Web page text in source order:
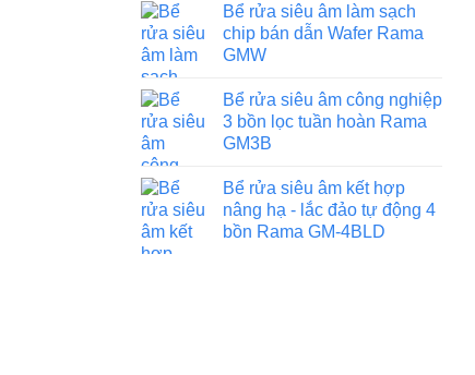
Bể rửa siêu âm làm sạch
chip bán dẫn Wafer Rama
GMW
Bể rửa siêu âm công nghiệp
3 bồn lọc tuần hoàn Rama
GM3B
Bể rửa siêu âm kết hợp
nâng hạ - lắc đảo tự động 4
bồn Rama GM-4BLD